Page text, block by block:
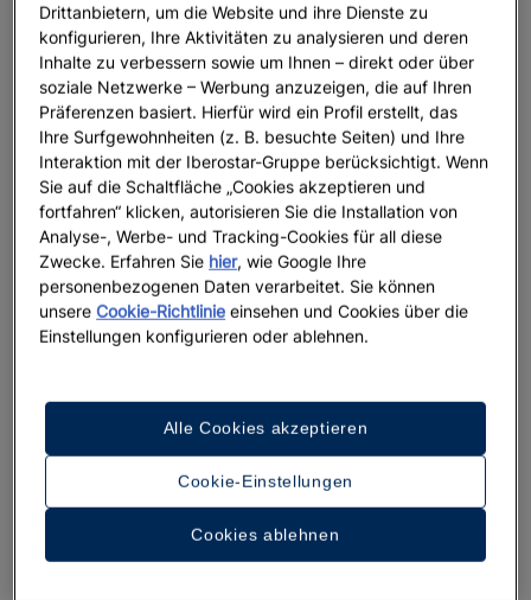
Ein Rundgang durch das Hotel
32 Fotos und Videos anzeigen
Drittanbietern, um die Website und ihre Dienste zu
konfigurieren, Ihre Aktivitäten zu analysieren und deren
Inhalte zu verbessern sowie um Ihnen – direkt oder über
soziale Netzwerke – Werbung anzuzeigen, die auf Ihren
Präferenzen basiert. Hierfür wird ein Profil erstellt, das
Ihre Surfgewohnheiten (z. B. besuchte Seiten) und Ihre
Interaktion mit der Iberostar-Gruppe berücksichtigt. Wenn
Sie auf die Schaltfläche „Cookies akzeptieren und
fortfahren“ klicken, autorisieren Sie die Installation von
Analyse-, Werbe- und Tracking-Cookies für all diese
Zwecke. Erfahren Sie hier, wie Google Ihre
personenbezogenen Daten verarbeitet. Sie können
unsereCookie-Richtlinie einsehen und Cookies über die
Einstellungen konfigurieren oder ablehnen.
Cookie-Einstellungen
Cookies ablehnen
Alle Cookies akzeptieren